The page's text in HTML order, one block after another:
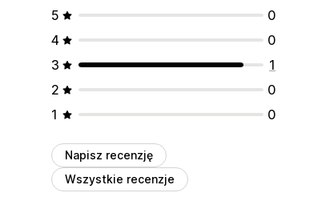
5
0
4
0
3
1
2
0
1
0
Napisz recenzję
Wszystkie recenzje